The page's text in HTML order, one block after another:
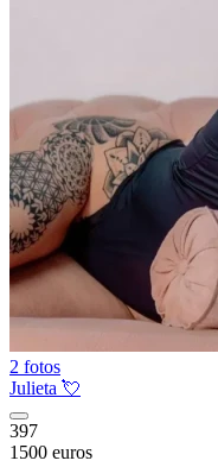
2 fotos
Julieta 💘
397
1500 euros